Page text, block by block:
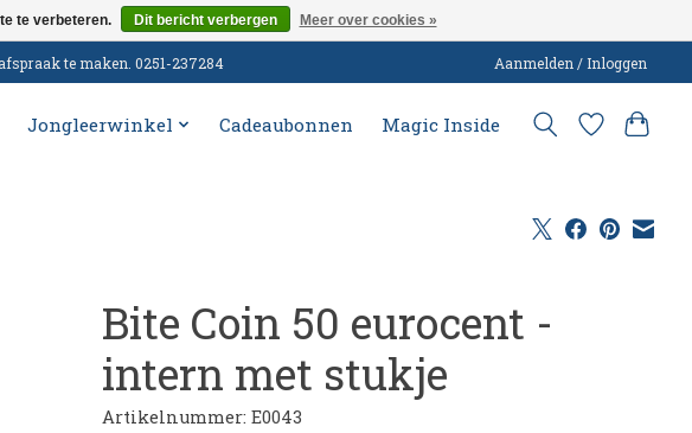
te maken. 0251-237284 Aanmelden / Inloggen
Jongleerwinkel Cadeaubonnen Magic Inside
Bite Coin 50 eurocent -
intern met stukje
Artikelnummer: E0043
te verbeteren. Dit bericht verbergen Meer over cookies »